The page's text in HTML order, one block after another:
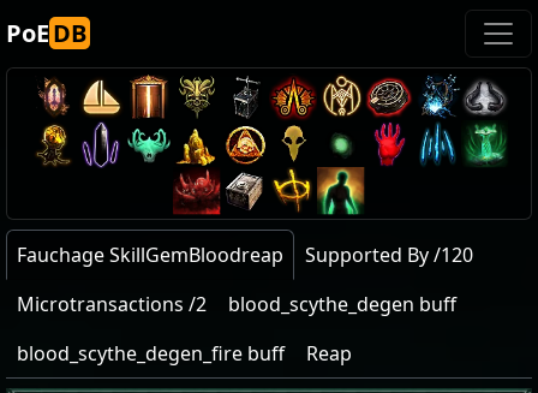
PoEDB
Fauchage SkillGemBloodreap
Supported By /120
Microtransactions /2
blood_scythe_degen buff
blood_scythe_degen_fire buff
Reap